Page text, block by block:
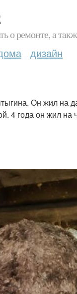
о ремонте, а
дизайн
Он жил на
4 года он жил на